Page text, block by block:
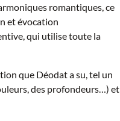
romantiques, ce
et évocation
qui utilise toute la
que Déodat a su, tel un
des profondeurs…) et